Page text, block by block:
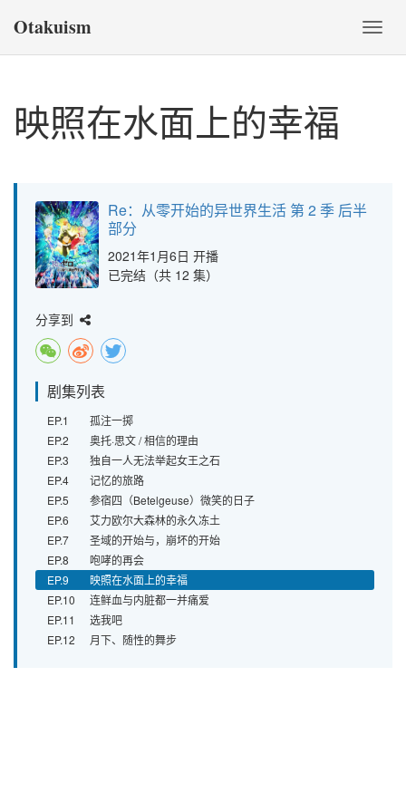
切
导
Otakuism
映照在水面上的幸福
Re：从零开始的异世界生活 第 2 季 后半
部分
2021年1月6日 开播
已完结（共 12 集）
分享到
剧集列表
1
孤注一掷
2
奥托·思文 / 相信的理由
3
独自一人无法举起女王之石
4
记忆的旅路
5
参宿四（Betelgeuse）微笑的日子
6
艾力欧尔大森林的永久冻土
7
圣域的开始与，崩坏的开始
8
咆哮的再会
9
映照在水面上的幸福
10
连鲜血与内脏都一并痛爱
11
选我吧
12
月下、随性的舞步